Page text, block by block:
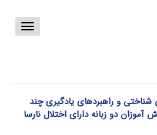
Toggle
و راهبردهای یادگیری چند
دو زبانه دارای اختلال نارسا